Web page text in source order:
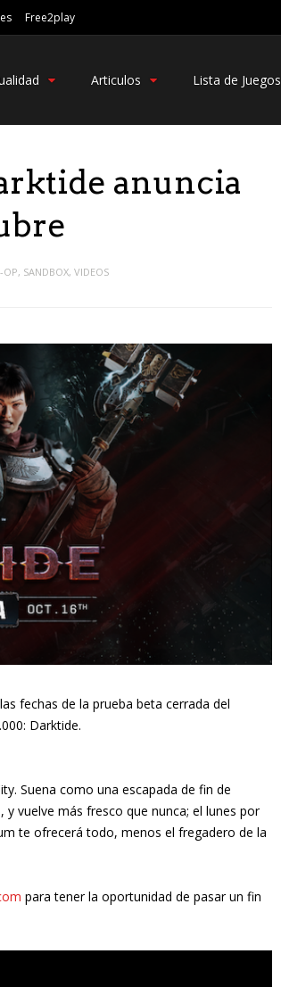
Free2play
Articulos Lista de Juegos
anuncia
OP, SANDBOX, VIDEOS
fechas de la prueba beta cerrada del
Darktide.
Suena como una escapada de fin de
vuelve más fresco que nunca; el lunes por
te ofrecerá todo, menos el fregadero de la
para tener la oportunidad de pasar un fin